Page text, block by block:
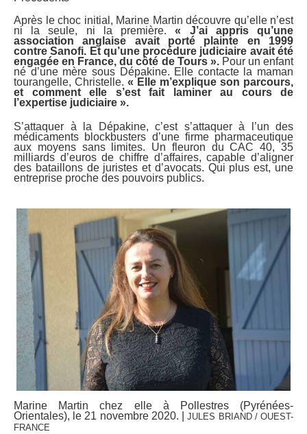
Après le choc initial, Marine Martin découvre qu’elle n’est
ni la seule, ni la première.« J’ai appris qu’une
association anglaise avait porté plainte en 1999
contre Sanofi. Et qu’une procédure judiciaire avait été
engagée en France, du côté de Tours ».Pour un enfant
né d’une mère sous Dépakine. Elle contacte la maman
tourangelle, Christelle. « Elle m’explique son parcours,
et comment elle s’est fait laminer au cours de
l’expertise judiciaire ».
S’attaquer à la Dépakine, c’est s’attaquer à l’un des
médicaments blockbusters d’une firme pharmaceutique
aux moyens sans limites. Un fleuron du CAC 40, 35
milliards d’euros de chiffre d’affaires, capable d’aligner
des bataillons de juristes et d’avocats. Qui plus est, une
entreprise proche des pouvoirs publics.
Marine Martin chez elle à Pollestres (Pyrénées-
Orientales), le 21 novembre 2020. |JULES BRIAND / OUEST-
FRANCE